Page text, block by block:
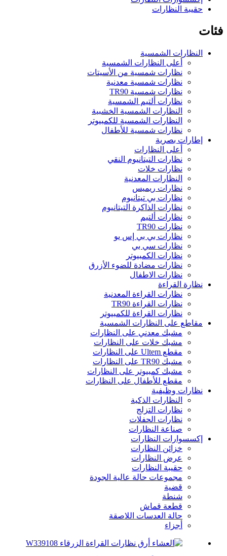
حقيبة النظارات
فئات
النظارات الشمسية
أعلى النظارات الشمسية
نظارات شمسية من الأسيتات
نظارات شمسية معدنية
نظارات شمسية TR90
نظارات ألتيم الشمسية
النظارات الشمسية الخشبية
النظارات الشمسية للكمبيوتر
نظارات شمسية للأطفال
إطارات بصرية
أعلى النظارات
نظارات التيتانيوم النقي
نظارات خلات
النظارات المعدنية
نظارات ريميس
نظارات بي تيتانيوم
نظارات الذاكرة التيتانيوم
نظارات ألتيم
نظارات TR90
نظارات بي بي إس يو
نظارات سي بي
نظارات الكمبيوتر
نظارات مضادة للضوء الأزرق
نظارات الاطفال
نظارة القراءة
نظارات القراءة المعدنية
نظارات القراءة TR90
نظارات القراءة للكمبيوتر
مقاطع على النظارات الشمسية
مشبك معدني على النظارات
مشبك خلات على النظارات
مقطع Ultem على النظارات
مشبك TR90 على النظارات
مشبك كمبيوتر على النظارات
مقطع للأطفال على النظارات
نظارات وظيفية
النظارات الذكية
نظارات التزلج
نظارات الحفلات
صناعة النظارات
إكسسوارات النظارات
خزائن النظارات
عرض النظارات
حقيبة النظارات
مجموعات حالة عالية الجودة
قضية
شنطة
قطعة قماش
حالة العدسات اللاصقة
أجزاء